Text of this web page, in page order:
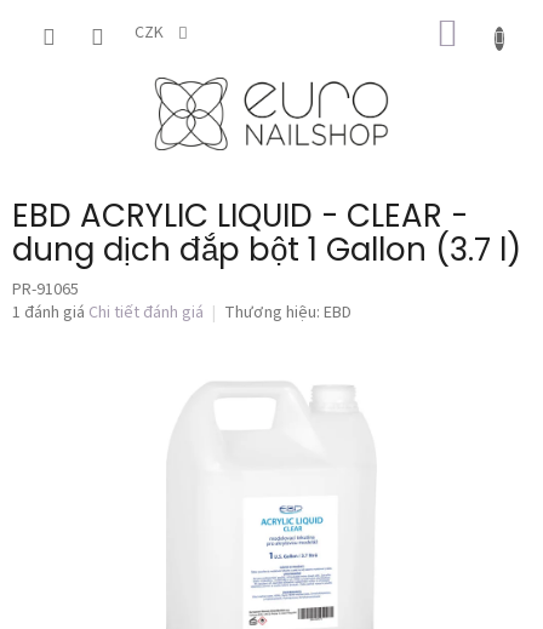
CZK
GIỎ
HÀNG
EBD ACRYLIC LIQUID - CLEAR -
dung dịch đắp bột 1 Gallon (3.7 l)
PR-91065
Đánh
1 đánh giá Chi tiết đánh giá Thương hiệu: EBD